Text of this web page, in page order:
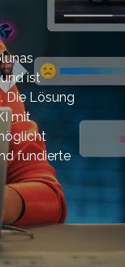
ist
Die Lösung
mit
fundierte